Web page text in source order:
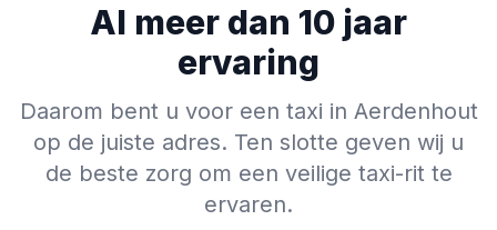
Al meer dan 10 jaar
ervaring
Daarom bent u voor een taxi in Aerdenhout
op de juiste adres. Ten slotte geven wij u
de beste zorg om een veilige taxi-rit te
ervaren.